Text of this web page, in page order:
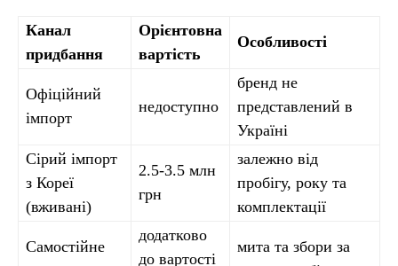
Канал
придбання
Орієнтовна
вартість
Особливості
Офіційний
імпорт
недоступно
бренд не
представлений в
Україні
Сірий імпорт
з Кореї
(вживані)
2.5-3.5 млн
грн
залежно від
пробігу, року та
комплектації
Самостійне
додатково
до вартості
мита та збори за